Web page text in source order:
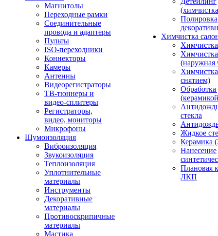
Магнитолы
Переходные рамки
Соединительные
провода и адаптеры
Пульты
ISO-переходники
Коннекторы
Камеры
Антенны
Видеорегистраторы
ТВ-тюннеры и
видео-сплитеры
Регистраторы,
видео, мониторы
Микрофоны
Шумоизоляция
Виброизоляция
Звукоизоляция
Теплоизоляция
Уплотнительные
материалы
Инструменты
Декоративные
материалы
Противоскрипичные
материалы
Мастика
Полировка
Химчистка
(наружная
снятием)
Обработка
стекла
Жидкое
Керамика
Нанесение
Плановая
ЛКП